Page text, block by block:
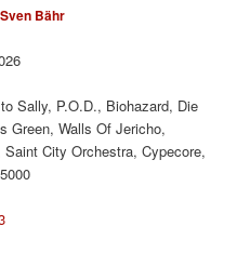
Sven Bähr
Sally, P.O.D., Biohazard, Die
Green, Walls Of Jericho,
City Orchestra, Cypecore,